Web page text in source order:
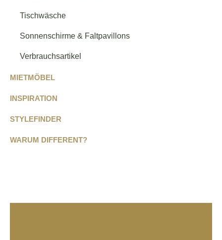
Tischwäsche
Sonnenschirme & Faltpavillons
Verbrauchsartikel
MIETMÖBEL
INSPIRATION
STYLEFINDER
WARUM DIFFERENT?